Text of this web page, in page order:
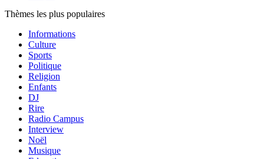
Thèmes les plus populaires
Informations
Culture
Sports
Politique
Religion
Enfants
DJ
Rire
Radio Campus
Interview
Noël
Musique